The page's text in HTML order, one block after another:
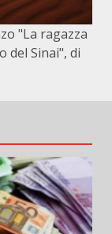
"La ragazza
del Sinai", di